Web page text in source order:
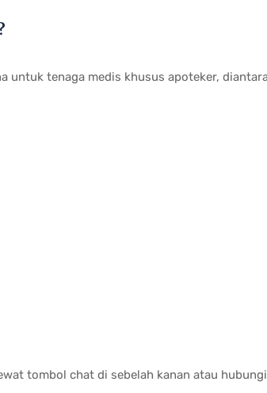
untuk tenaga medis khusus apoteker,
tombol chat di sebelah kanan atau